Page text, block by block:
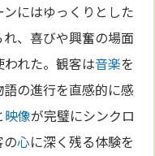
にはゆっくりとした
、喜びや興奮の場面
れた。観客は音楽を
語の進行を直感的に感
映像が完璧にシンクロ
の心に深く残る体験を